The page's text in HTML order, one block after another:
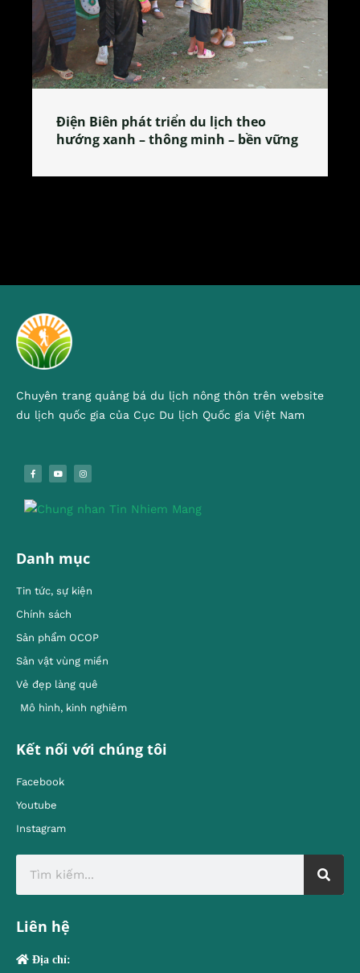
Làng làm bánh tẻ Phú Nhi – nơi lan
tỏa đặc sản xứ Đoài
Chuyên trang quảng bá du lịch nông thôn trên website
du lịch quốc gia của Cục Du lịch Quốc gia Việt Nam
Danh mục
Tin tức, sự kiện
Chính sách
Sản phẩm OCOP
Sản vật vùng miền
Vẻ đẹp làng quê
Mô hình, kinh nghiêm
Kết nối với chúng tôi
Facebook
Youtube
Instagram
Liên hệ
Địa chỉ: